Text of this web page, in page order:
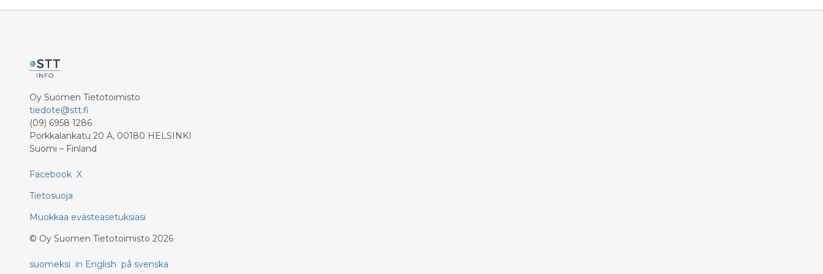
Oy Suomen Tietotoimisto
tiedote@stt.fi
(09) 6958 1286
Porkkalankatu 20 A, 00180 HELSINKI
Suomi – Finland
Facebook X
Tietosuoja
Muokkaa evästeasetuksiasi
© Oy Suomen Tietotoimisto 2026
suomeksi in English på svenska